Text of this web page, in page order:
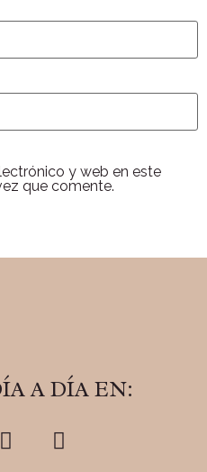
y web en este
que comente.
A DÍA EN: